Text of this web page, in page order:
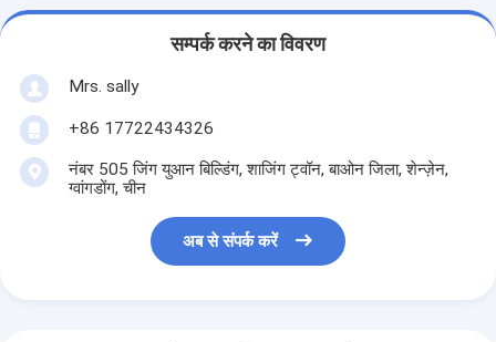
सम्पर्क करने का विवरण
Mrs. sally
+86 17722434326
नंबर 505 जिंग युआन बिल्डिंग, शाजिंग ट्वॉन, बाओन जिला, शेन्ज़ेन,
ग्वांगडोंग, चीन
अब से संपर्क करें